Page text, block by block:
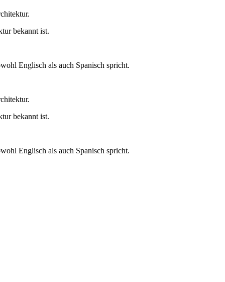
bekannt ist.
Englisch als auch Spanisch spricht.
bekannt ist.
Englisch als auch Spanisch spricht.